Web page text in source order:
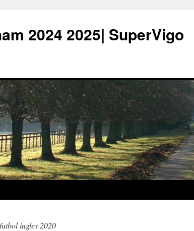
2024 2025| SuperVigo
ingles 2020